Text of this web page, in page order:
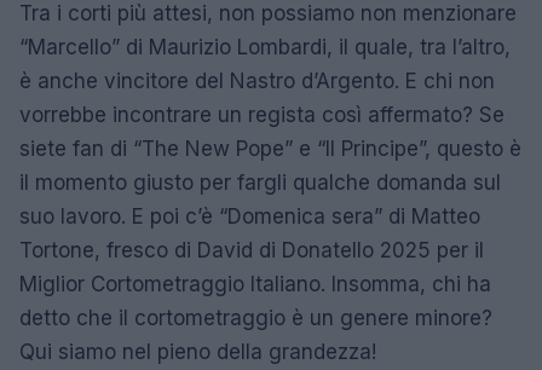
Tra i corti più attesi, non possiamo non menzionare
“Marcello” di Maurizio Lombardi, il quale, tra l’altro,
è anche vincitore del Nastro d’Argento. E chi non
vorrebbe incontrare un regista così affermato? Se
siete fan di “The New Pope” e “Il Principe”, questo è
il momento giusto per fargli qualche domanda sul
suo lavoro. E poi c’è “Domenica sera” di Matteo
Tortone, fresco di David di Donatello 2025 per il
Miglior Cortometraggio Italiano. Insomma, chi ha
detto che il cortometraggio è un genere minore?
Qui siamo nel pieno della grandezza!